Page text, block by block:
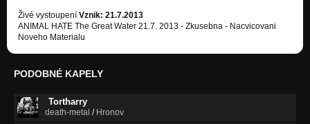
Živé vystoupení Vznik: 21.7.2013
ANIMAL HATE The Great Water 21.7. 2013 - Zkusebna - Nacvicovani
Noveho Materialu
PODOBNÉ KAPELY
Tortharry
death-metal / Hronov